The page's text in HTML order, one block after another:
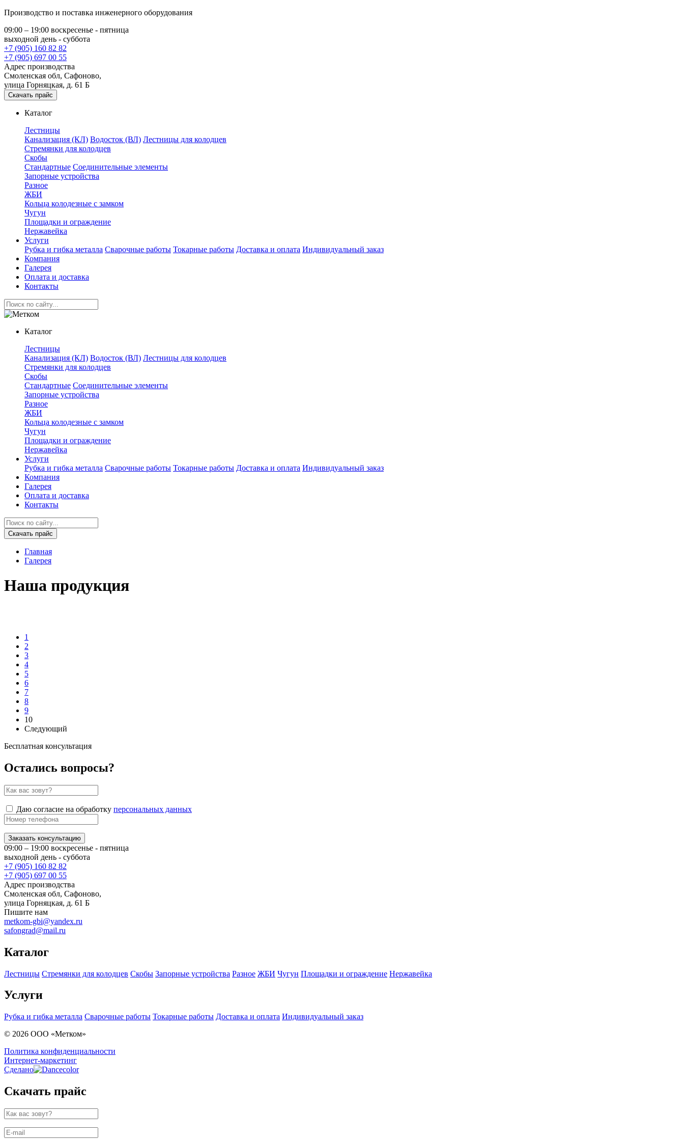
Производство и поставка инженерного оборудования
09:00 – 19:00 воскресенье - пятница
выходной день - суббота
+7 (905) 160 82 82
+7 (905) 697 00 55
Адрес производства
Смоленская обл, Сафоново,
улица Горняцкая, д. 61 Б
Скачать прайс
Каталог
Лестницы
Канализация (КЛ) Водосток (ВЛ) Лестницы для колодцев
Стремянки для колодцев
Скобы
Стандартные Соединительные элементы
Запорные устройства
Разное
ЖБИ
Кольца колодезные с замком
Чугун
Площадки и ограждение
Нержавейка
Услуги
Рубка и гибка металла Сварочные работы Токарные работы Доставка и оплата Индивидуальный заказ
Компания
Галерея
Оплата и доставка
Контакты
Каталог
Лестницы
Канализация (КЛ) Водосток (ВЛ) Лестницы для колодцев
Стремянки для колодцев
Скобы
Стандартные Соединительные элементы
Запорные устройства
Разное
ЖБИ
Кольца колодезные с замком
Чугун
Площадки и ограждение
Нержавейка
Услуги
Рубка и гибка металла Сварочные работы Токарные работы Доставка и оплата Индивидуальный заказ
Компания
Галерея
Оплата и доставка
Контакты
Скачать прайс
Главная
Галерея
Наша продукция
1
2
3
4
5
6
7
8
9
10
Следующий
Бесплатная консультация
Остались вопросы?
Даю согласие на обработку персональных данных
Заказать консультацию
09:00 – 19:00 воскресенье - пятница
выходной день - суббота
+7 (905) 160 82 82
+7 (905) 697 00 55
Адрес производства
Смоленская обл, Сафоново,
улица Горняцкая, д. 61 Б
Пишите нам
metkom-gbi@yandex.ru
safongrad@mail.ru
Каталог
Лестницы Стремянки для колодцев Скобы Запорные устройства Разное ЖБИ Чугун Площадки и ограждение Нержавейка
Услуги
Рубка и гибка металла Сварочные работы Токарные работы Доставка и оплата Индивидуальный заказ
© 2026 ООО «Метком»
Политика конфиденциальности
Интернет-маркетинг
Сделано
Скачать прайс